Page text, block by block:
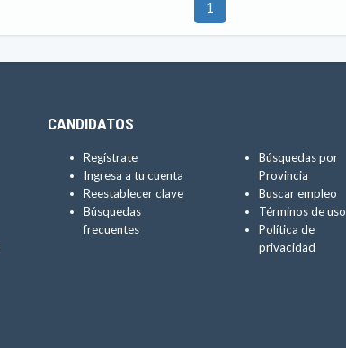
1
CANDIDATOS
Regístrate
Ingresa a tu cuenta
Reestablecer clave
Búsquedas
frecuentes
Búsquedas por
Provincia
Buscar empleo
Términos de uso
Política de
privacidad